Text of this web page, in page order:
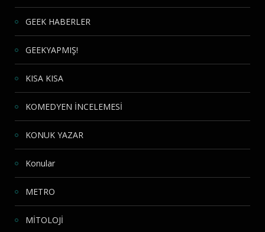
GEEK HABERLER
GEEKYAPMIŞ!
KISA KISA
KOMEDYEN İNCELEMESİ
KONUK YAZAR
Konular
METRO
MİTOLOJİ